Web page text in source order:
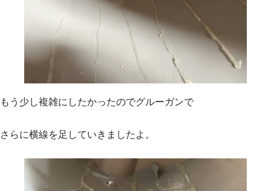
もう少し複雑にしたかったのでグルーガンで
さらに横線を足していきましたよ。